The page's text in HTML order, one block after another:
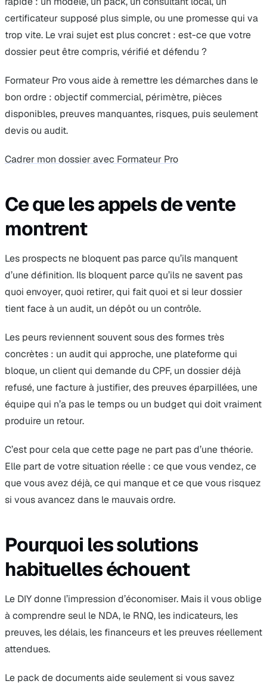
certificateur supposé plus simple, ou une promesse qui va
trop vite. Le vrai sujet est plus concret : est-ce que votre
dossier peut être compris, vérifié et défendu ?
Formateur Pro vous aide à remettre les démarches dans le
bon ordre : objectif commercial, périmètre, pièces
disponibles, preuves manquantes, risques, puis seulement
devis ou audit.
Cadrer mon dossier avec Formateur Pro
Ce que les appels de vente
montrent
Les prospects ne bloquent pas parce qu’ils manquent
d’une définition. Ils bloquent parce qu’ils ne savent pas
quoi envoyer, quoi retirer, qui fait quoi et si leur dossier
tient face à un audit, un dépôt ou un contrôle.
Les peurs reviennent souvent sous des formes très
concrètes : un audit qui approche, une plateforme qui
bloque, un client qui demande du CPF, un dossier déjà
refusé, une facture à justifier, des preuves éparpillées, une
équipe qui n’a pas le temps ou un budget qui doit vraiment
produire un retour.
C’est pour cela que cette page ne part pas d’une théorie.
Elle part de votre situation réelle : ce que vous vendez, ce
que vous avez déjà, ce qui manque et ce que vous risquez
si vous avancez dans le mauvais ordre.
Pourquoi les solutions
habituelles échouent
Le DIY donne l’impression d’économiser. Mais il vous oblige
à comprendre seul le NDA, le RNQ, les indicateurs, les
preuves, les délais, les financeurs et les preuves réellement
attendues.
Le pack de documents aide seulement si vous savez